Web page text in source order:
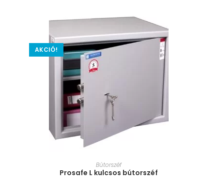
AKCIÓ!
MÉRET VÁLASZTÁSA
Bútorszéf
Prosafe L kulcsos bútorszéf